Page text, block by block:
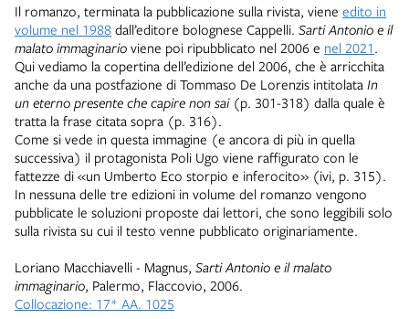
Il romanzo, terminata la pubblicazione sulla rivista, viene edito in
volume nel 1988 dall’editore bolognese Cappelli. Sarti Antonio e il
malato immaginario viene poi ripubblicato nel 2006 e nel 2021 .
Qui vediamo la copertina dell’edizione del 2006, che è arricchita
anche da una postfazione di Tommaso De Lorenzis intitolata In
un eterno presente che capire non sai(p. 301-318) dalla quale è
tratta la frase citata sopra (p. 316).
Come si vede in questa immagine (e ancora di più in quella
successiva) il protagonista Poli Ugo viene raffigurato con le
fattezze di «un Umberto Eco storpio e inferocito» (ivi, p. 315).
In nessuna delle tre edizioni in volume del romanzo vengono
pubblicate le soluzioni proposte dai lettori, che sono leggibili solo
sulla rivista su cui il testo venne pubblicato originariamente.
Loriano Macchiavelli - Magnus, Sarti Antonio e il malato
immaginario, Palermo, Flaccovio, 2006.
Collocazione: 17* AA. 1025